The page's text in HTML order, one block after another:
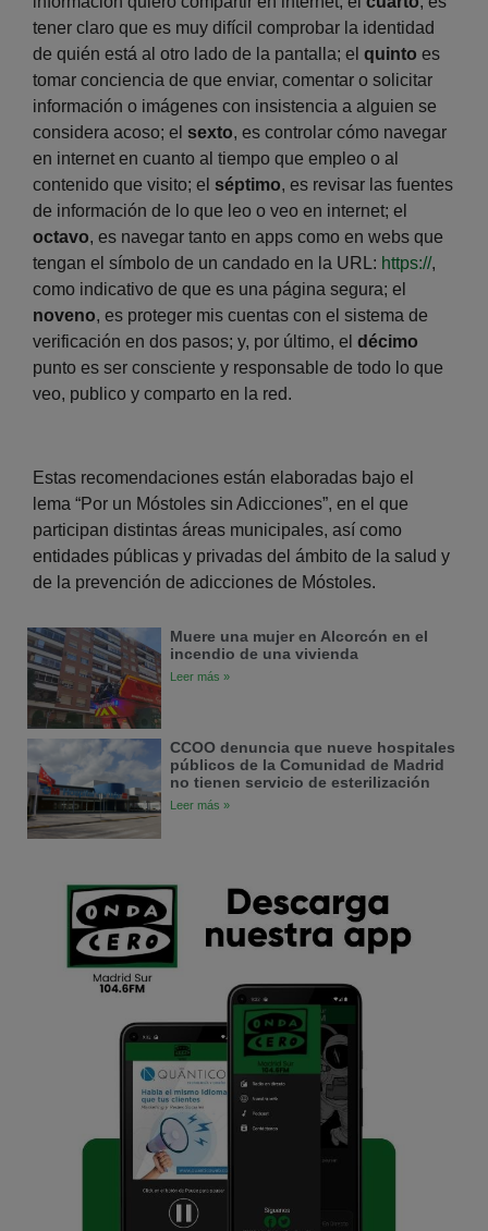
tener claro que es muy difícil comprobar la identidad
de quién está al otro lado de la pantalla; el quinto es
tomar conciencia de que enviar, comentar o solicitar
información o imágenes con insistencia a alguien se
considera acoso; el sexto, es controlar cómo navegar
en internet en cuanto al tiempo que empleo o al
contenido que visito; el séptimo, es revisar las fuentes
de información de lo que leo o veo en internet; el
octavo, es navegar tanto en apps como en webs que
tengan el símbolo de un candado en la URL: https://,
como indicativo de que es una página segura; el
noveno, es proteger mis cuentas con el sistema de
verificación en dos pasos; y, por último, el décimo
punto es ser consciente y responsable de todo lo que
veo, publico y comparto en la red.
Estas recomendaciones están elaboradas bajo el
lema “Por un Móstoles sin Adicciones”, en el que
participan distintas áreas municipales, así como
entidades públicas y privadas del ámbito de la salud y
de la prevención de adicciones de Móstoles.
Muere una mujer en Alcorcón en el
incendio de una vivienda
Leer más »
CCOO denuncia que nueve hospitales
públicos de la Comunidad de Madrid
no tienen servicio de esterilización
Leer más »